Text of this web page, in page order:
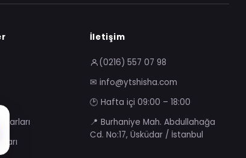
İletişim
(0216) 557 07 98
✉ info@ytshisha.com
🕑 Hafta içi 09:00 – 18:00
📍 Burhaniye Mah. Abdullahağa
Cd. No:17, Üsküdar / İstanbul